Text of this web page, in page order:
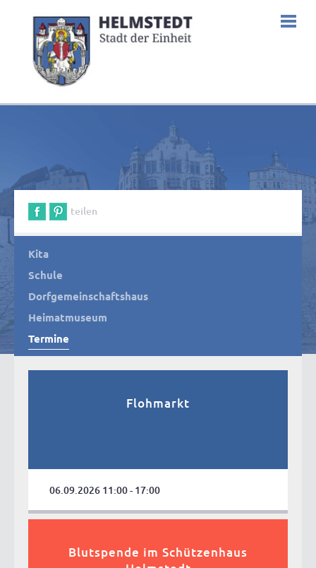
teilen
Kita
Schule
Dorfgemeinschaftshaus
Heimatmuseum
Termine
Flohmarkt
06.09.2026 11:00 - 17:00
Blutspende im Schützenhaus